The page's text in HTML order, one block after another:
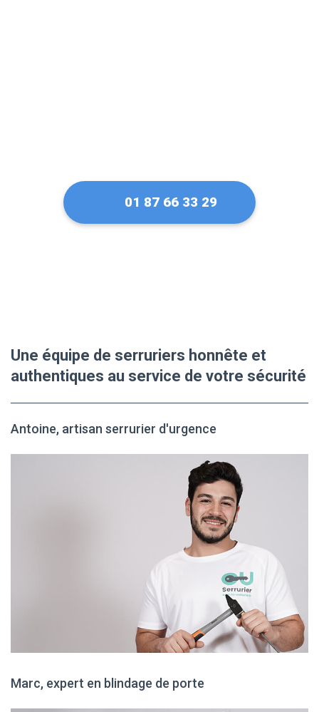
01 87 66 33 29
Une équipe de serruriers honnête et
authentiques au service de votre sécurité
Antoine, artisan serrurier d'urgence
Marc, expert en blindage de porte